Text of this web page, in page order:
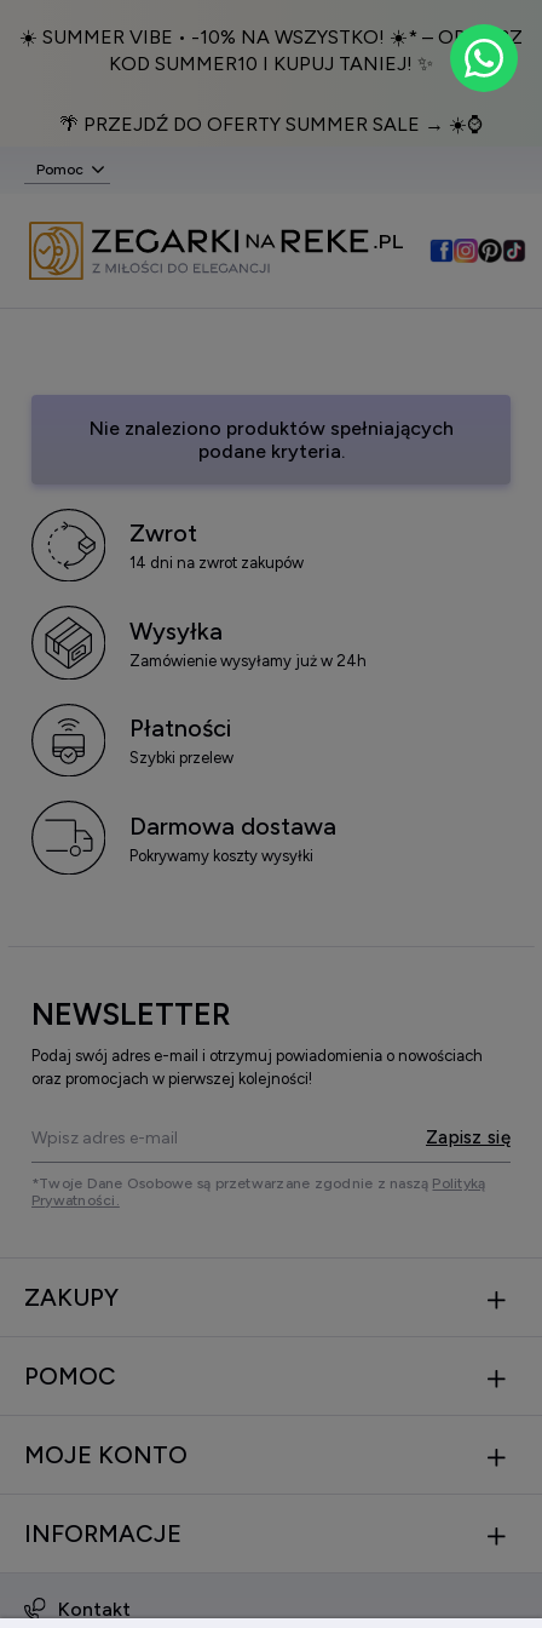
☀️ SUMMER VIBE • -10% NA WSZYSTKO! ☀️* – ODBIERZ
KOD SUMMER10 I KUPUJ TANIEJ! ✨
🌴 PRZEJDŹ DO OFERTY SUMMER SALE → ☀️⌚️
Pomoc
Nie znaleziono produktów spełniających
podane kryteria.
Zwrot
14 dni na zwrot zakupów
Wysyłka
Zamówienie wysyłamy już w 24h
Płatności
Szybki przelew
Darmowa dostawa
Pokrywamy koszty wysyłki
NEWSLETTER
Podaj swój adres e-mail i otrzymuj powiadomienia o nowościach
oraz promocjach w pierwszej kolejności!
Zapisz się
*Twoje Dane Osobowe są przetwarzane zgodnie z naszą Polityką
Prywatności.
ZAKUPY
POMOC
MOJE KONTO
INFORMACJE
Kontakt